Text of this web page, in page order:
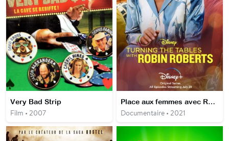
Very Bad Strip
Film • 2007
Place aux femmes avec Robin Roberts
Documentaire • 2021